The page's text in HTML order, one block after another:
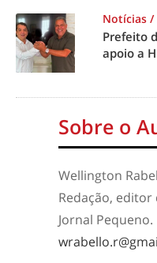
Notícias /
Prefeito
apoio a
Sobre o
Wellington
Redação, editor
Jornal Pequeno.